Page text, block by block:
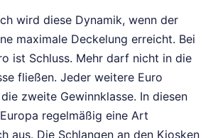
wird diese Dynamik, wenn der
maximale Deckelung erreicht. Bei
ist Schluss. Mehr darf nicht in die
fließen. Jeder weitere Euro
zweite Gewinnklasse. In diesen
regelmäßig eine Art
aus. Die Schlangen an den Kiosken